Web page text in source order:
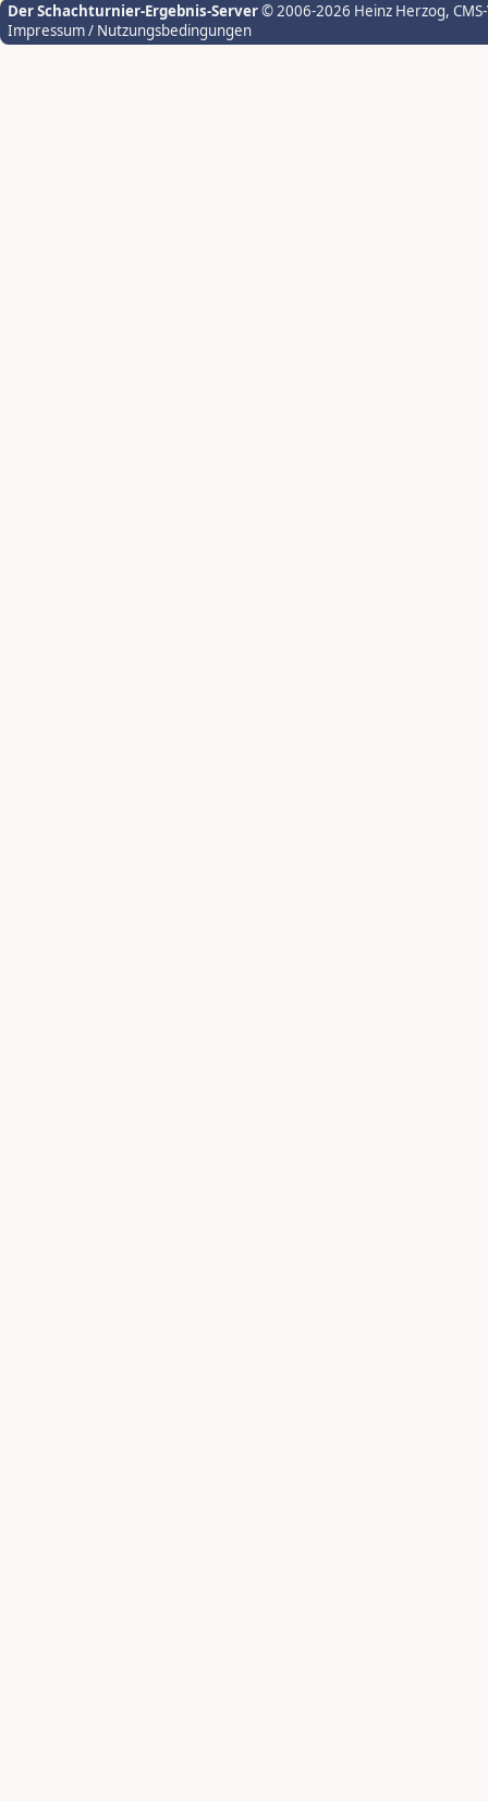
Der Schachturnier-Ergebnis-Server© 2006-2026 Heinz Herzog,
Impressum / Nutzungsbedingungen